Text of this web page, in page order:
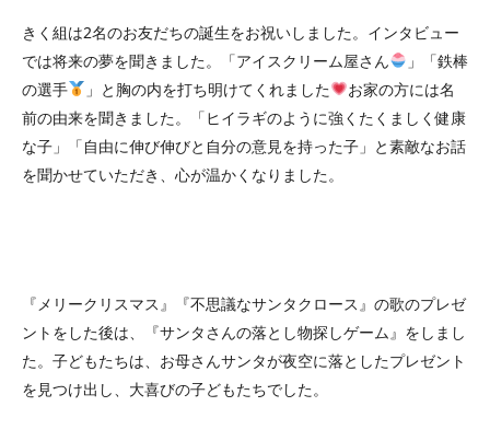
きく組は2名のお友だちの誕生をお祝いしました。インタビュー
では将来の夢を聞きました。「アイスクリーム屋さん
」「鉄棒
の選手
」と胸の内を打ち明けてくれました
お家の方には名
前の由来を聞きました。「ヒイラギのように強くたくましく健康
な子」「自由に伸び伸びと自分の意見を持った子」と素敵なお話
を聞かせていただき、心が温かくなりました。
『メリークリスマス』『不思議なサンタクロース』の歌のプレゼ
ントをした後は、『サンタさんの落とし物探しゲーム』をしまし
た。子どもたちは、お母さんサンタが夜空に落としたプレゼント
を見つけ出し、大喜びの子どもたちでした。